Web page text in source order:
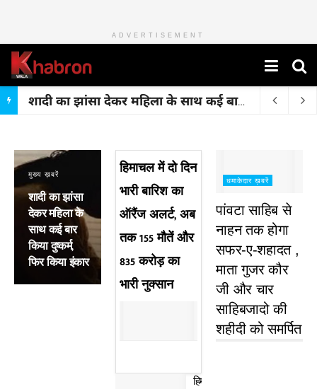
ADVERTISEMENT
शादी का झांसा देकर महिला के साथ कई बार किया दुष्कर्म, फिर किया इंकार
मुख्य ख़बरें
शादी का झांसा
देकर महिला के
साथ कई बार
किया दुष्कर्म,
फिर किया इंकार
हिमाचल में दो दिन
भारी बारिश का
ऑरैंज अलर्ट, अब
तक 155 मौतें और
835 करोड़ का
भारी नुक्सान
हिमाचल
धमाकेदार ख़बरें
पांवटा साहिब से
नाहन तक होगा
सफर-ए-शहादत ,
माता गुजर कौर
जी और चार
साहिबजादो की
शहीदी को समर्पित